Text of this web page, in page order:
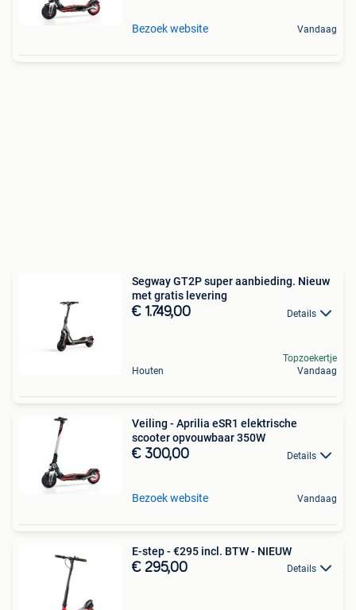
Bezoek website Vandaag
Segway GT2P super aanbieding. Nieuw
met gratis levering
€ 1.749,00 Details
Houten
Topzoekertje
Vandaag
Veiling - Aprilia eSR1 elektrische
scooter opvouwbaar 350W
€ 300,00 Details
Bezoek website Vandaag
E-step - €295 incl. BTW - NIEUW
€ 295,00 Details